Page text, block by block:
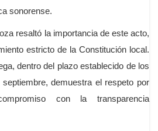
sonorense.
resaltó la importancia de este acto,
estricto de la Constitución local.
dentro del plazo establecido de los
demuestra el respeto por
con la transparencia